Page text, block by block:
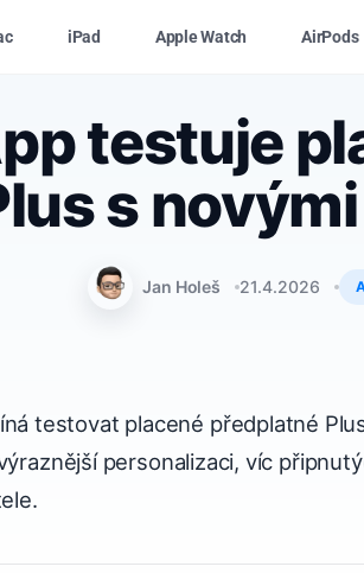
iPad Apple Watch AirPods
testuje
s
Jan Holeš 21.4.2026
testovat placené předplatné
personalizaci, víc